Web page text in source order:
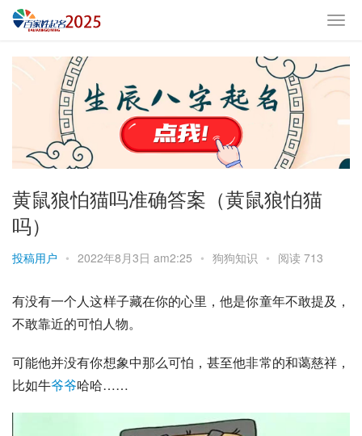
黄鼠狼怕猫吗准确答案（黄鼠狼怕猫
吗）
投稿用户 • 2022年8月3日 am2:25 • 狗狗知识 • 阅读 713
有没有一个人这样子藏在你的心里，他是你童年不敢提及，
不敢靠近的可怕人物。
可能他并没有你想象中那么可怕，甚至他非常的和蔼慈祥，
比如牛爷爷哈哈……